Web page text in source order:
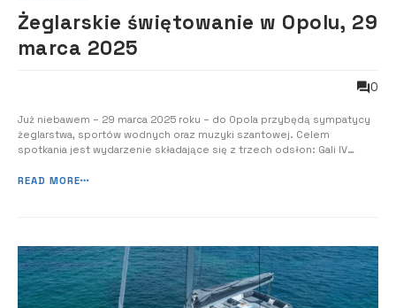
Żeglarskie świętowanie w Opolu, 29
marca 2025
0
Już niebawem – 29 marca 2025 roku – do Opola przybędą sympatycy
żeglarstwa, sportów wodnych oraz muzyki szantowej. Celem
spotkania jest wydarzenie składające się z trzech odsłon: Gali IV
Żagli oraz koncertu szantowego. Organizatorem imprezy jest
READ MORE